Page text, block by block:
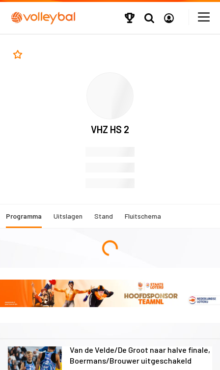
VHZ HS 2
Programma Uitslagen Stand Fluitschema
Van de Velde/De Groot naar halve finale,
Boermans/Brouwer uitgeschakeld